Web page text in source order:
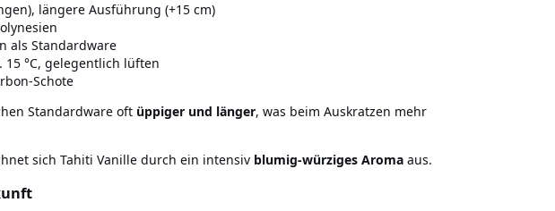
längere Ausführung (+15 cm)
als Standardware
°C, gelegentlich lüften
Schote
Standardware oft üppiger und länger, was beim Auskratzen mehr
sich Tahiti Vanille durch ein intensiv blumig-würziges Aroma aus.